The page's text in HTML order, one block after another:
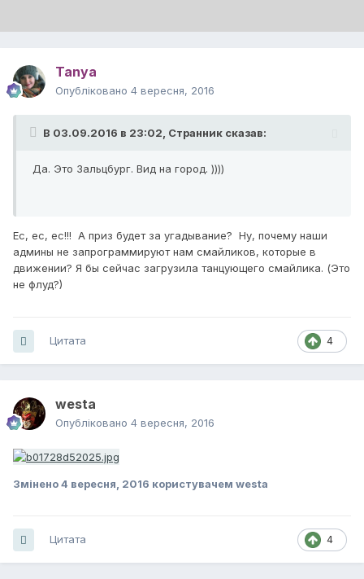
Tanya
Опубліковано 4 вересня, 2016
В 03.09.2016 в 23:02, Странник сказав:
Да. Это Зальцбург. Вид на город. ))))
Ес, ес, ес!!! А приз будет за угадывание? Ну, почему наши
админы не запрограммируют нам смайликов, которые в
движении? Я бы сейчас загрузила танцующего смайлика. (Это
не флуд?)
4
Цитата
westa
Опубліковано 4 вересня, 2016
Змінено4 вересня, 2016 користувачем westa
4
Цитата